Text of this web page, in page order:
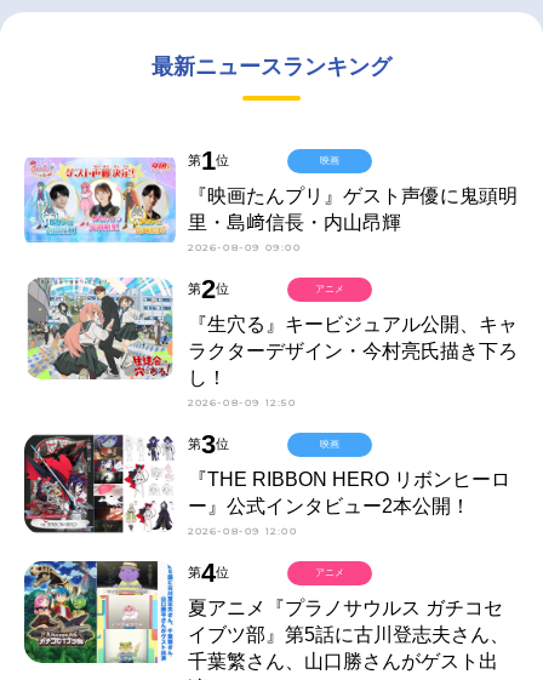
最新ニュースランキング
第1位
『映画たんプリ』ゲスト声優に鬼頭明
里・島﨑信長・内山昂輝
2026-08-09 09:00
映画
第2位
『生穴る』キービジュアル公開、キャ
ラクターデザイン・今村亮氏描き下ろ
し！
2026-08-09 12:50
アニメ
第3位
『THE RIBBON HERO リボンヒーロ
ー』公式インタビュー2本公開！
2026-08-09 12:00
映画
第4位
夏アニメ『プラノサウルス ガチコセ
イブツ部』第5話に古川登志夫さん、
千葉繁さん、山口勝さんがゲスト出
アニメ